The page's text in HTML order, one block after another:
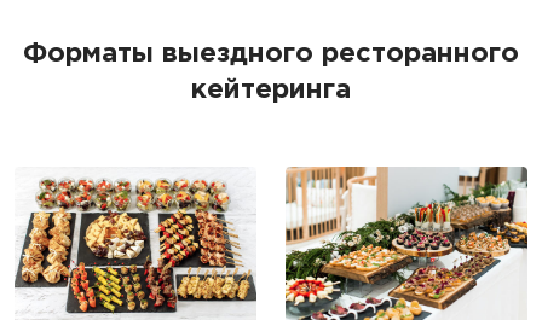
Форматы выездного ресторанного
кейтеринга